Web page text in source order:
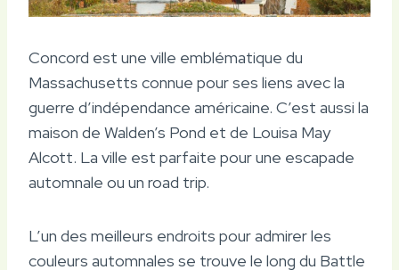
Concord est une ville emblématique du
Massachusetts connue pour ses liens avec la
guerre d’indépendance américaine. C’est aussi la
maison de Walden’s Pond et de Louisa May
Alcott. La ville est parfaite pour une escapade
automnale ou un road trip.
L’un des meilleurs endroits pour admirer les
couleurs automnales se trouve le long du Battle